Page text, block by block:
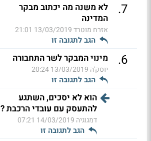
7
.
לא משנה מה יכתוב מבקר
המדינה
אזרח מוטרד13/03/2019 21:01
הגב לתגובה זו
6
. מינוי המבקר לשר התחבורה
יוסק'ה 13/03/2019 20:24
הגב לתגובה זו
הוא לא יסכים, השתגע
להתעסק עם עובדי הרכבת ?
דמגוגיה 14/03/2019 07:21
הגב לתגובה זו